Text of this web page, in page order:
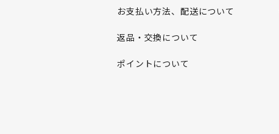
お支払い方法、配送について
返品・交換について
ポイントについて